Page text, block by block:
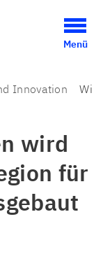
Menü
Innovation
wird
für